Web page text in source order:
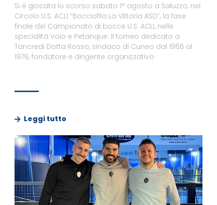
Si è giocata lo scorso sabato 1° agosto a Saluzzo, nel
Circolo U.S. ACLI “Bocciofila La Vittoria ASD”, la fase
finale del Campionato di bocce U.S. ACLI, nelle
specialità Volo e Petanque. Il torneo dedicato a
Tancredi Dotta Rosso, sindaco di Cuneo dal 1965 al
1976, fondatore e dirigente organizzativo
Leggi tutto